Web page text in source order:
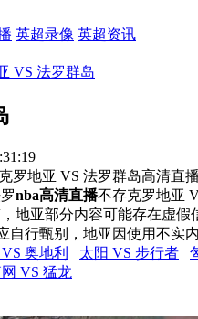
英超录像 英超资讯
VS 法罗群岛
罗地亚 VS 法罗群岛高清直
nba高清直播不存克罗地亚
地亚部分内容可能存在虚
自行甄别，地亚因使用不实
奥地利 太阳 VS 步行者
VS 猛龙